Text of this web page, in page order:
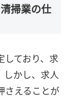
掃業の仕
しており、求
しかし、求人
さえることが